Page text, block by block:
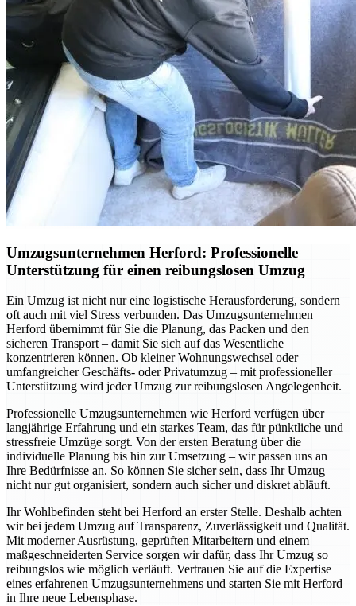
Umzugsunternehmen Herford: Professionelle
Unterstützung für einen reibungslosen Umzug
Ein Umzug ist nicht nur eine logistische Herausforderung, sondern
oft auch mit viel Stress verbunden. Das Umzugsunternehmen
Herford übernimmt für Sie die Planung, das Packen und den
sicheren Transport – damit Sie sich auf das Wesentliche
konzentrieren können. Ob kleiner Wohnungswechsel oder
umfangreicher Geschäfts- oder Privatumzug – mit professioneller
Unterstützung wird jeder Umzug zur reibungslosen Angelegenheit.
Professionelle Umzugsunternehmen wie Herford verfügen über
langjährige Erfahrung und ein starkes Team, das für pünktliche und
stressfreie Umzüge sorgt. Von der ersten Beratung über die
individuelle Planung bis hin zur Umsetzung – wir passen uns an
Ihre Bedürfnisse an. So können Sie sicher sein, dass Ihr Umzug
nicht nur gut organisiert, sondern auch sicher und diskret abläuft.
Ihr Wohlbefinden steht bei Herford an erster Stelle. Deshalb achten
wir bei jedem Umzug auf Transparenz, Zuverlässigkeit und Qualität.
Mit moderner Ausrüstung, geprüften Mitarbeitern und einem
maßgeschneiderten Service sorgen wir dafür, dass Ihr Umzug so
reibungslos wie möglich verläuft. Vertrauen Sie auf die Expertise
eines erfahrenen Umzugsunternehmens und starten Sie mit Herford
in Ihre neue Lebensphase.